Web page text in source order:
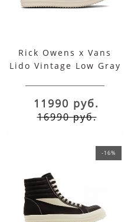
Rick Owens x Vans
Lido Vintage Low Gray
11990 руб.
16990 руб.
-16%